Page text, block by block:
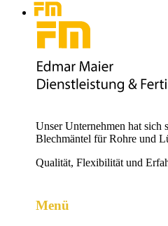
Unser Unternehmen hat sich
Blechmäntel für Rohre und
Qualität, Flexibilität und
Menü